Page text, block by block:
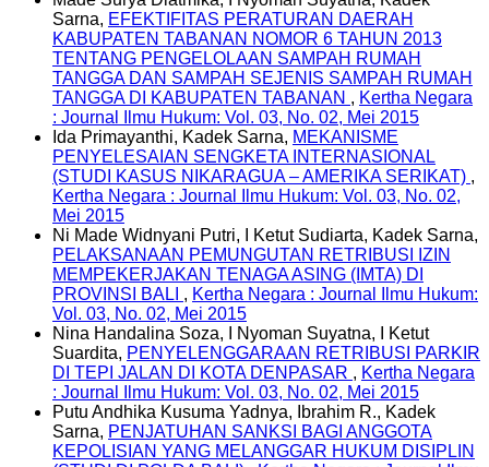
Sarna, EFEKTIFITAS PERATURAN DAERAH
KABUPATEN TABANAN NOMOR 6 TAHUN 2013
TENTANG PENGELOLAAN SAMPAH RUMAH
TANGGA DAN SAMPAH SEJENIS SAMPAH RUMAH
TANGGA DI KABUPATEN TABANAN , Kertha Negara
: Journal Ilmu Hukum: Vol. 03, No. 02, Mei 2015
Ida Primayanthi, Kadek Sarna, MEKANISME
PENYELESAIAN SENGKETA INTERNASIONAL
(STUDI KASUS NIKARAGUA – AMERIKA SERIKAT) ,
Kertha Negara : Journal Ilmu Hukum: Vol. 03, No. 02,
Mei 2015
Ni Made Widnyani Putri, I Ketut Sudiarta, Kadek Sarna,
PELAKSANAAN PEMUNGUTAN RETRIBUSI IZIN
MEMPEKERJAKAN TENAGA ASING (IMTA) DI
PROVINSI BALI , Kertha Negara : Journal Ilmu Hukum:
Vol. 03, No. 02, Mei 2015
Nina Handalina Soza, I Nyoman Suyatna, I Ketut
Suardita, PENYELENGGARAAN RETRIBUSI PARKIR
DI TEPI JALAN DI KOTA DENPASAR , Kertha Negara
: Journal Ilmu Hukum: Vol. 03, No. 02, Mei 2015
Putu Andhika Kusuma Yadnya, Ibrahim R., Kadek
Sarna, PENJATUHAN SANKSI BAGI ANGGOTA
KEPOLISIAN YANG MELANGGAR HUKUM DISIPLIN